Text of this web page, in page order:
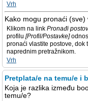
Vrh
Kako mogu pronaći
Klikom na link Pronađi
profilu [Profil/Postavke]
pronaći vlastite postove, dok
naprednim pretražnikom.
Vrh
Pretplata/e na temu/e i
Koja je razlika između
temu/e?